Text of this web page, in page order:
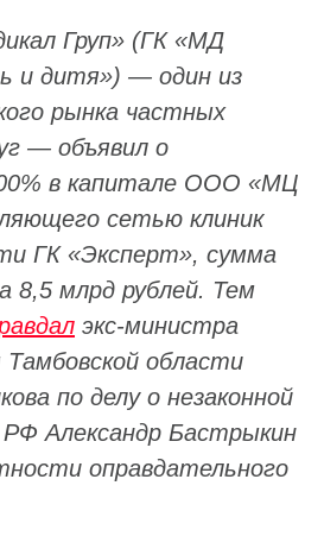
Груп» (ГК «МД
и дитя») — один из
рынка частных
— объявил о
в капитале ООО «МЦ
сетью клиник
ГК «Эксперт», сумма
8,5 млрд рублей. Тем
экс-министра
Тамбовской области
по делу о незаконной
Александр Бастрыкин
оправдательного